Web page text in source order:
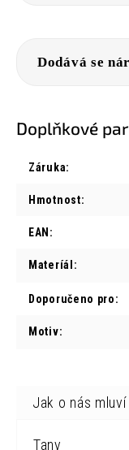
Dodává se
Doplňkové
Záruka:
Hmotnost:
EAN :
Materíál :
Doporučeno pro:
Motiv:
Tany